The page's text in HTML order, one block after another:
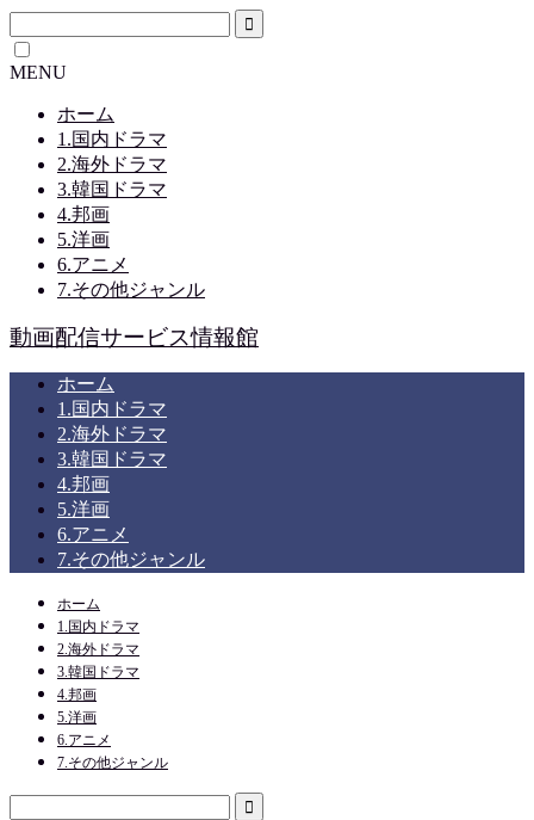
MENU
ホーム
1.国内ドラマ
2.海外ドラマ
3.韓国ドラマ
4.邦画
5.洋画
6.アニメ
7.その他ジャンル
動画配信サービス情報館
ホーム
1.国内ドラマ
2.海外ドラマ
3.韓国ドラマ
4.邦画
5.洋画
6.アニメ
7.その他ジャンル
ホーム
1.国内ドラマ
2.海外ドラマ
3.韓国ドラマ
4.邦画
5.洋画
6.アニメ
7.その他ジャンル